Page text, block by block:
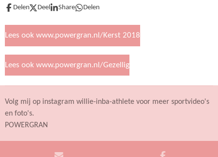
Delen Deel Share Delen
Lees ook www.powergran.nl/Kerst 2018
Lees ook www.powergran.nl/Gezellig
Volg mij op instagram willie-inba-athlete voor meer sportvideo's
en foto's.
POWERGRAN